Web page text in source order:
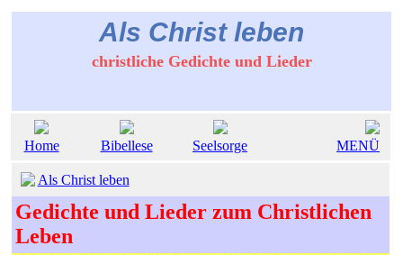
Als Christ leben
christliche Gedichte und Lieder
Home Bibellese Seelsorge MENÜ
Als Christ leben
Gedichte und Lieder zum Christlichen
Leben